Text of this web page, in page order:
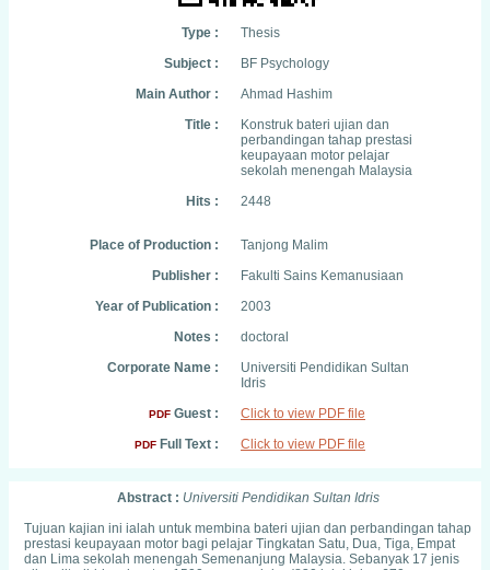
Type :
Thesis
Subject :
BF Psychology
Main Author :
Ahmad Hashim
Title :
Konstruk bateri ujian dan
perbandingan tahap prestasi
keupayaan motor pelajar
sekolah menengah Malaysia
Hits :
2448
Place of Production :
Tanjong Malim
Publisher :
Fakulti Sains Kemanusiaan
Year of Publication :
2003
Notes :
doctoral
Corporate Name :
Universiti Pendidikan Sultan
Idris
PDF Guest : Click to view PDF file
PDF Full Text : Click to view PDF file
Abstract : Universiti Pendidikan Sultan Idris
Tujuan kajian ini ialah untuk membina bateri ujian dan perbandingan tahap
prestasi keupayaan motor bagi pelajar Tingkatan Satu, Dua, Tiga, Empat
dan Lima sekolah menengah Semenanjung Malaysia. Sebanyak 17 jenis